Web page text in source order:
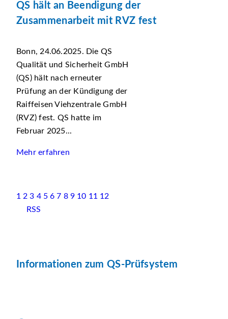
QS hält an Beendigung der
Zusammenarbeit mit RVZ fest
Bonn, 24.06.2025. Die QS
Qualität und Sicherheit GmbH
(QS) hält nach erneuter
Prüfung an der Kündigung der
Raiffeisen Viehzentrale GmbH
(RVZ) fest. QS hatte im
Februar 2025...
Mehr erfahren
1 2 3 4 5 6 7 8 9 10 11 12
RSS
Informationen zum QS-Prüfsystem